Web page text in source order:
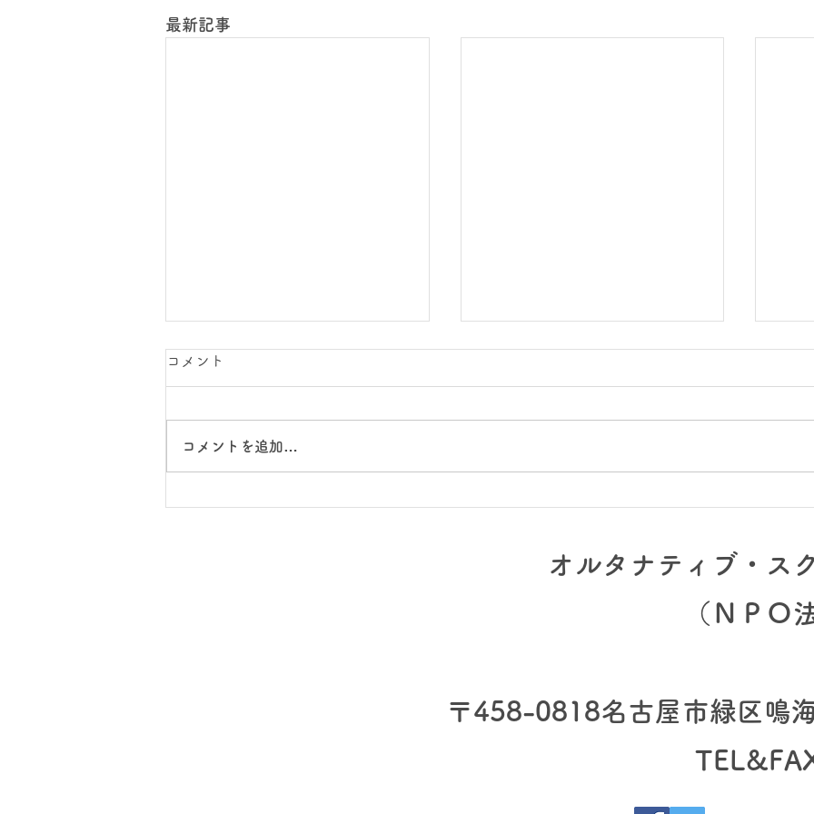
最新記事
スクールワーク：ゆい森新聞
プロジェクト集中1週間「こ
コメント
コメントを追加…
オルタナティブ・ス
（​ＮＰＯ
〒458-0818名古屋市緑区鳴